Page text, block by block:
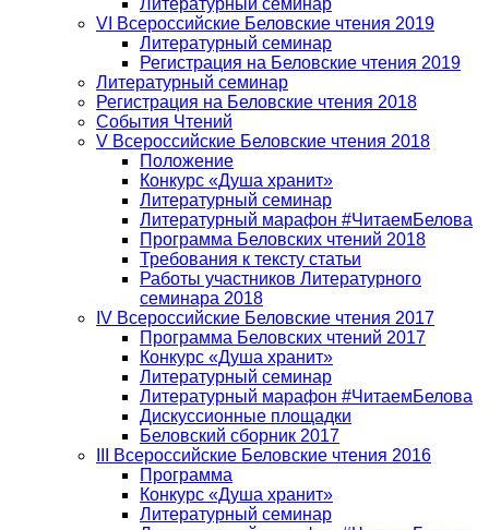
Литературный семинар
VI Всероссийские Беловские чтения 2019
Литературный семинар
Регистрация на Беловские чтения 2019
Литературный семинар
Регистрация на Беловские чтения 2018
События Чтений
V Всероссийские Беловские чтения 2018
Положение
Конкурс «Душа хранит»
Литературный семинар
Литературный марафон #ЧитаемБелова
Программа Беловских чтений 2018
Требования к тексту статьи
Работы участников Литературного
семинара 2018
IV Всероссийские Беловские чтения 2017
Программа Беловских чтений 2017
Конкурс «Душа хранит»
Литературный семинар
Литературный марафон #ЧитаемБелова
Дискуссионные площадки
Беловский сборник 2017
III Всероссийские Беловские чтения 2016
Программа
Конкурс «Душа хранит»
Литературный семинар